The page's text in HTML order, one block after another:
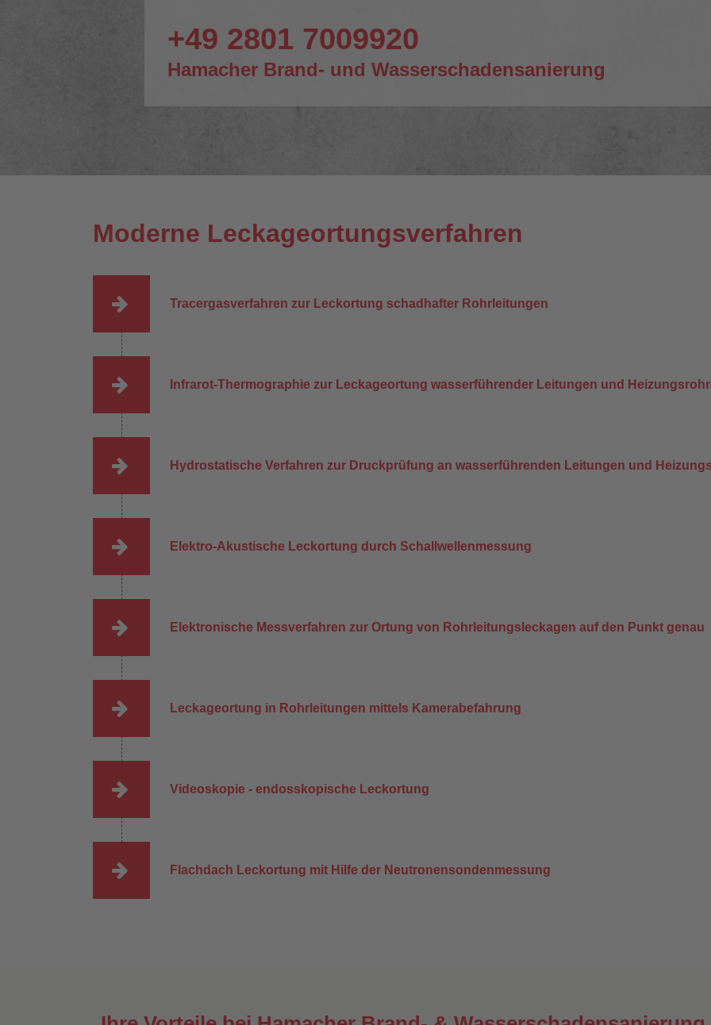
+49 2801 7009920
Hamacher Brand- und Wasserschadensanierung
Moderne Leckageortungsverfahren
Tracergasverfahren zur Leckortung schadhafter Rohrleitungen
Infrarot-Thermographie zur Leckageortung wasserführender Leitungen und
Hydrostatische Verfahren zur Druckprüfung an wasserführenden Leitungen und
Elektro-Akustische Leckortung durch Schallwellenmessung
Elektronische Messverfahren zur Ortung von Rohrleitungsleckagen auf den Punkt genau
Leckageortung in Rohrleitungen mittels Kamerabefahrung
Videoskopie - endosskopische Leckortung
Flachdach Leckortung mit Hilfe der Neutronensondenmessung